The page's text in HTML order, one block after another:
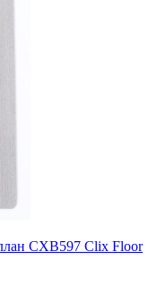
CXB597 Clix Floor